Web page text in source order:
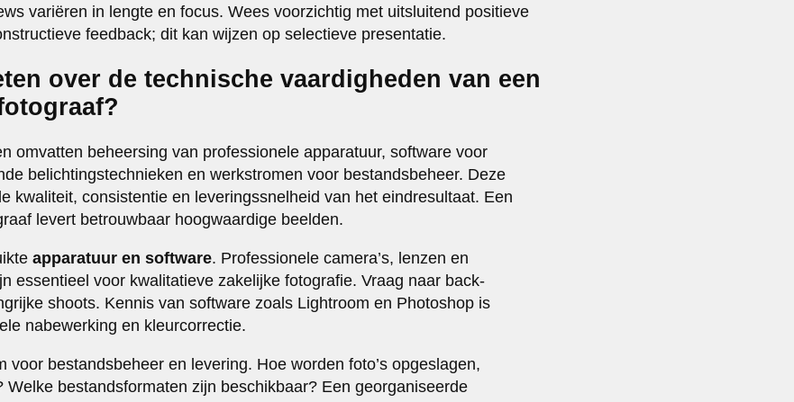
variëren in lengte en focus. Wees voorzichtig met uitsluitend positieve
feedback; dit kan wijzen op selectieve presentatie.
over de technische vaardigheden van een
omvatten beheersing van professionele apparatuur, software voor
belichtingstechnieken en werkstromen voor bestandsbeheer. Deze
kwaliteit, consistentie en leveringssnelheid van het eindresultaat. Een
levert betrouwbaar hoogwaardige beelden.
apparatuur en software. Professionele camera’s, lenzen en
essentieel voor kwalitatieve zakelijke fotografie. Vraag naar back-
shoots. Kennis van software zoals Lightroom en Photoshop is
nabewerking en kleurcorrectie.
voor bestandsbeheer en levering. Hoe worden foto’s opgeslagen,
Welke bestandsformaten zijn beschikbaar? Een georganiseerde